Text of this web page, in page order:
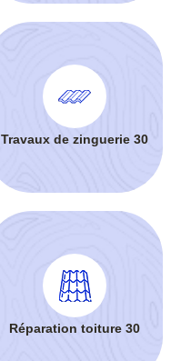
Travaux de zinguerie 30
Réparation toiture 30